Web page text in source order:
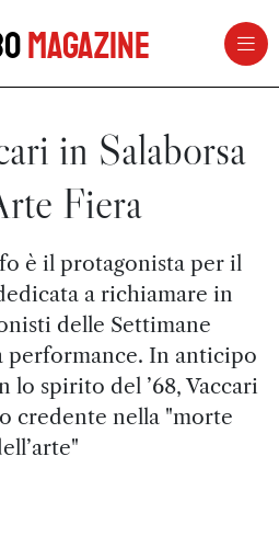
Magazine
in Salaborsa
Fiera
è il protagonista per il
a richiamare in
delle Settimane
In anticipo
lo spirito del ’68, Vaccari
credente nella "morte